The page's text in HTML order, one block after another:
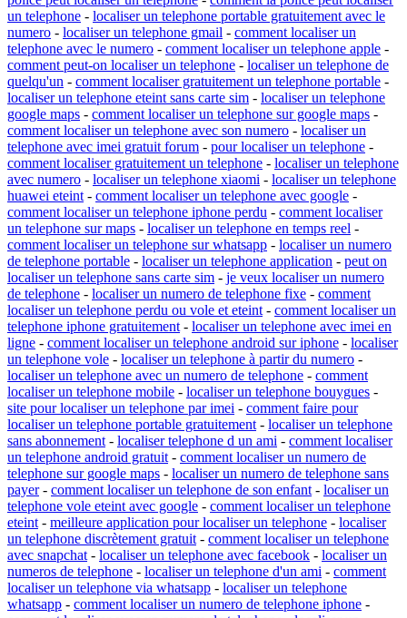
un telephone - localiser un telephone portable gratuitement avec le
numero - localiser un telephone gmail - comment localiser un
telephone avec le numero - comment localiser un telephone apple -
comment peut-on localiser un telephone - localiser un telephone de
quelqu'un - comment localiser gratuitement un telephone portable -
localiser un telephone eteint sans carte sim - localiser un telephone
google maps - comment localiser un telephone sur google maps -
comment localiser un telephone avec son numero - localiser un
telephone avec imei gratuit forum - pour localiser un telephone -
comment localiser gratuitement un telephone - localiser un telephone
avec numero - localiser un telephone xiaomi - localiser un telephone
huawei eteint - comment localiser un telephone avec google -
comment localiser un telephone iphone perdu - comment localiser
un telephone sur maps - localiser un telephone en temps reel -
comment localiser un telephone sur whatsapp - localiser un numero
de telephone portable - localiser un telephone application - peut on
localiser un telephone sans carte sim - je veux localiser un numero
de telephone - localiser un numero de telephone fixe - comment
localiser un telephone perdu ou vole et eteint - comment localiser un
telephone iphone gratuitement - localiser un telephone avec imei en
ligne - comment localiser un telephone android sur iphone - localiser
un telephone vole - localiser un telephone à partir du numero -
localiser un telephone avec un numero de telephone - comment
localiser un telephone mobile - localiser un telephone bouygues -
site pour localiser un telephone par imei - comment faire pour
localiser un telephone portable gratuitement - localiser un telephone
sans abonnement - localiser telephone d un ami - comment localiser
un telephone android gratuit - comment localiser un numero de
telephone sur google maps - localiser un numero de telephone sans
payer- comment localiser un telephone de son enfant - localiser un
telephone vole eteint avec google - comment localiser un telephone
eteint - meilleure application pour localiser un telephone - localiser
un telephone discrètement gratuit - comment localiser un telephone
avec snapchat - localiser un telephone avec facebook - localiser un
numeros de telephone - localiser un telephone d'un ami - comment
localiser un telephone via whatsapp - localiser un telephone
whatsapp - comment localiser un numero de telephone iphone -